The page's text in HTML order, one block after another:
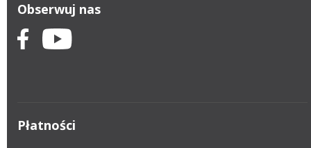
Obserwuj nas
Płatności